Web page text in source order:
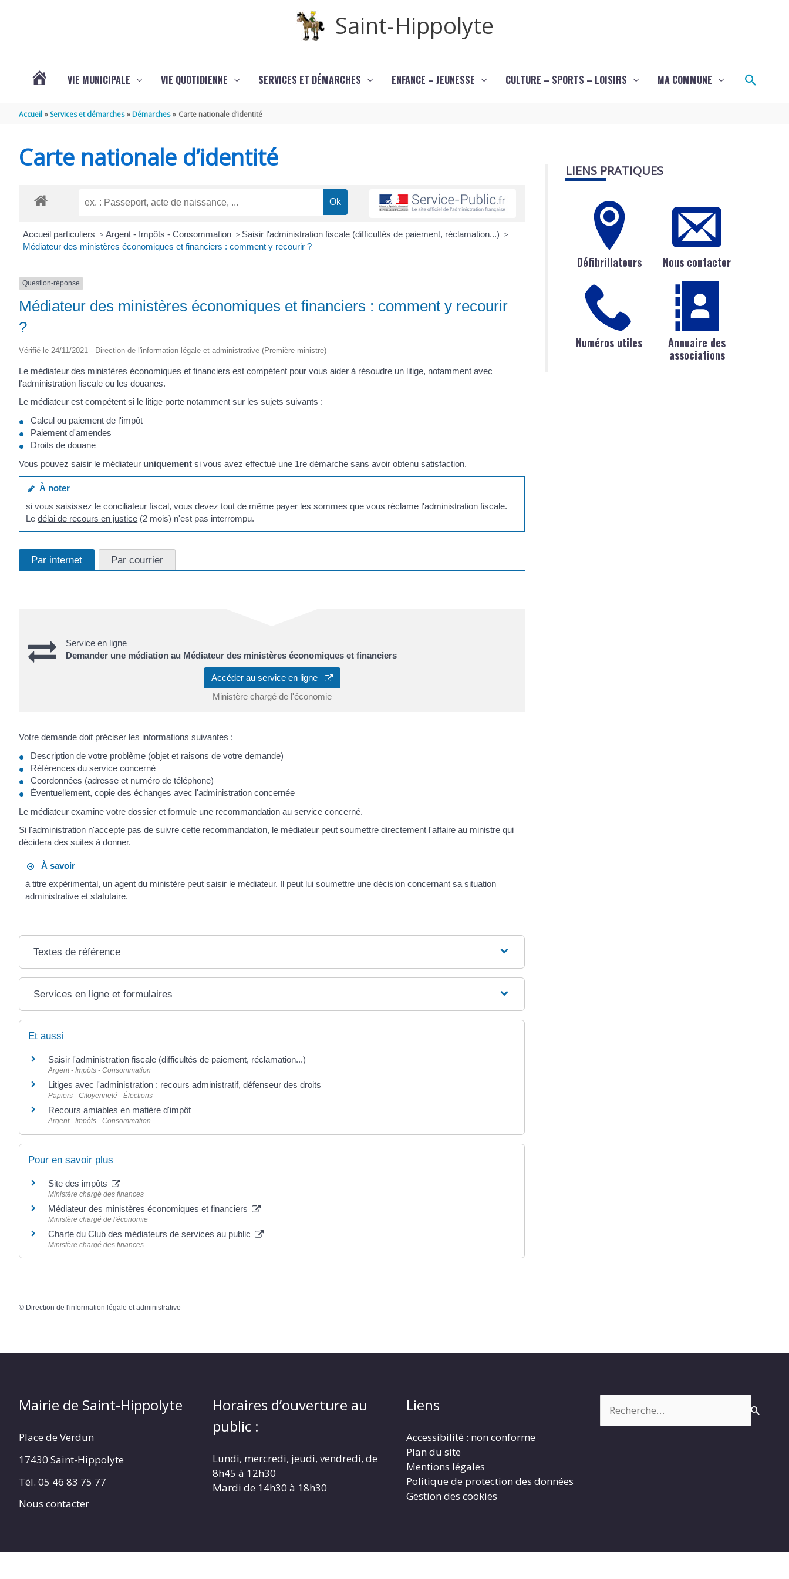
Saint-Hippolyte
SAINT-
HIPPOLYTE
(17430)
VIE MUNICIPALE VIE QUOTIDIENNE SERVICES ET DÉMARCHES ENFANCE – JEUNESSE CULTURE – SPORTS – LOISIRS MA COMMUNE
Accueil Services et démarches Démarches Carte nationale d’identité
Carte nationale d’identité
Accueil particuliers > Argent - Impôts - Consommation > Saisir l'administration fiscale (difficultés de paiement, réclamation...) >
Médiateur des ministères économiques et financiers : comment y recourir ?
Question-réponse
Médiateur des ministères économiques et financiers : comment y recourir
?
Vérifié le 24/11/2021 - Direction de l'information légale et administrative (Première ministre)
Le médiateur des ministères économiques et financiers est compétent pour vous aider à résoudre un litige, notamment avec
l'administration fiscale ou les douanes.
Le médiateur est compétent si le litige porte notamment sur les sujets suivants :
Calcul ou paiement de l'impôt
Paiement d'amendes
Droits de douane
Vous pouvez saisir le médiateur uniquement si vous avez effectué une 1re démarche sans avoir obtenu satisfaction.
À noter
si vous saisissez le conciliateur fiscal, vous devez tout de même payer les sommes que vous réclame l'administration fiscale.
Ledélai de recours en justice (2 mois) n'est pas interrompu.
Par internet Par courrier
Service en ligne
Demander une médiation au Médiateur des ministères économiques et financiers
Accéder au service en ligne
Ministère chargé de l'économie
Votre demande doit préciser les informations suivantes :
Description de votre problème (objet et raisons de votre demande)
Références du service concerné
Coordonnées (adresse et numéro de téléphone)
Éventuellement, copie des échanges avec l'administration concernée
Le médiateur examine votre dossier et formule une recommandation au service concerné.
Si l'administration n'accepte pas de suivre cette recommandation, le médiateur peut soumettre directement l'affaire au ministre qui
décidera des suites à donner.
À savoir
à titre expérimental, un agent du ministère peut saisir le médiateur. Il peut lui soumettre une décision concernant sa situation
administrative et statutaire.
Textes de référence
Services en ligne et formulaires
Et aussi
Saisir l'administration fiscale (difficultés de paiement, réclamation...)
Argent - Impôts - Consommation
Litiges avec l'administration : recours administratif, défenseur des droits
Papiers - Citoyenneté - Élections
Recours amiables en matière d'impôt
Argent - Impôts - Consommation
Pour en savoir plus
Site des impôts
Ministère chargé des finances
Médiateur des ministères économiques et financiers
Ministère chargé de l'économie
Charte du Club des médiateurs de services au public
Ministère chargé des finances
© Direction de l'information légale et administrative
LIENS PRATIQUES
Défibrillateurs Nous contacter
Numéros utiles
Annuaire des
associations
Mairie de Saint-Hippolyte
Place de Verdun
17430 Saint-Hippolyte
Tél. 05 46 83 75 77
Nous contacter
Horaires d’ouverture au
public :
Lundi, mercredi, jeudi, vendredi, de
8h45 à 12h30
Mardi de 14h30 à 18h30
Liens
Accessibilité : non conforme
Plan du site
Mentions légales
Politique de protection des données
Gestion des cookies